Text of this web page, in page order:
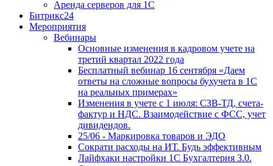
Аренда серверов для 1С
Битрикс24
Мероприятия
Вебинары
Основные изменения в кадровом учете на
третий квартал 2022 года
Бесплатный вебинар 16 сентября «Даем
ответы на сложные вопросы бухучета в 1С
на реальных примерах»
Изменения в учете с 1 июля: СЗВ-ТД, счета-
фактур и НДС. Взаимодействие с ФСС, учет
дивидендов.
25/06 - Маркировка товаров и ЭДО
Сократи расходы на ИТ. Будь эффективным
Лайфхаки настройки 1С Бухгалтерия 3.0.